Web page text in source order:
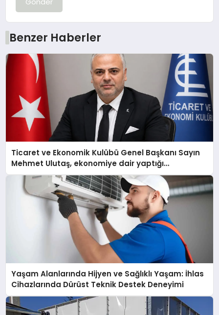
Benzer Haberler
Ticaret ve Ekonomik Kulübü Genel Başkanı Sayın
Mehmet Ulutaş, ekonomiye dair yaptığı
açıklamada şunları kaydetti:
Yaşam Alanlarında Hijyen ve Sağlıklı Yaşam: İhlas
Cihazlarında Dürüst Teknik Destek Deneyimi